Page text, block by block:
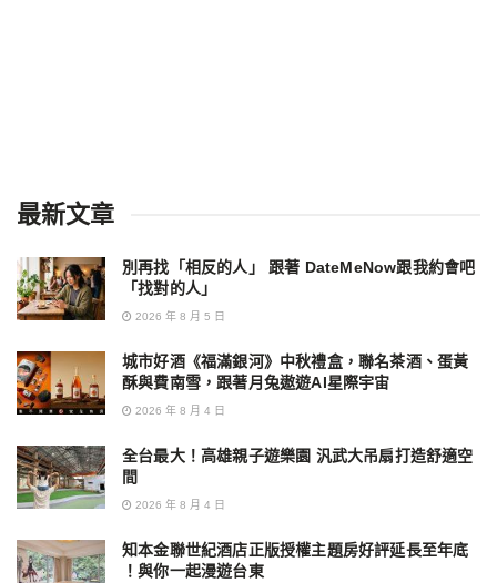
最新文章
別再找「相反的人」 跟著 DateMeNow跟我約會吧
「找對的人」
2026 年 8 月 5 日
城市好酒《福滿銀河》中秋禮盒，聯名茶酒、蛋黃
酥與費南雪，跟著月兔遨遊AI星際宇宙
2026 年 8 月 4 日
全台最大！高雄親子遊樂園 汎武大吊扇打造舒適空
間
2026 年 8 月 4 日
知本金聯世紀酒店正版授權主題房好評延長至年底
！與你一起漫遊台東